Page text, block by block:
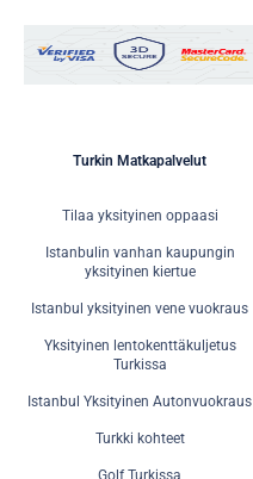
Turkin Matkapalvelut
Tilaa yksityinen oppaasi
Istanbulin vanhan kaupungin
yksityinen kiertue
Istanbul yksityinen vene vuokraus
Yksityinen lentokenttäkuljetus
Turkissa
Istanbul Yksityinen Autonvuokraus
Turkki kohteet
Golf Turkissa